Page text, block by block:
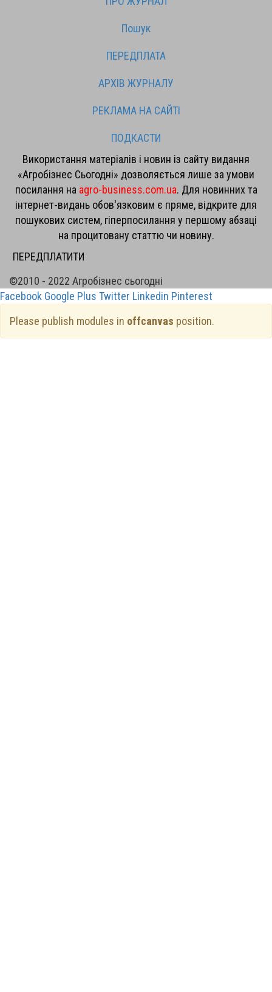
Пошук
ПЕРЕДПЛАТА
АРХІВ ЖУРНАЛУ
РЕКЛАМА НА САЙТІ
ПОДКАСТИ
Використання матеріалів і новин із сайту видання
«Агробізнес Сьогодні» дозволяється лише за умови
посилання на agro-business.com.ua. Для новинних та
інтернет-видань обов'язковим є пряме, відкрите для
пошукових систем, гіперпосилання у першому абзаці
на процитовану статтю чи новину.
ПЕРЕДПЛАТИТИ
©2010 - 2022 Агробізнес сьогодні
Facebook Google Plus Twitter Linkedin Pinterest
Please publish modules in offcanvas position.